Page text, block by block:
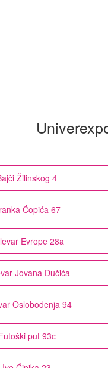
Žilinskog 4
Ćopića 67
Evrope 28a
Jovana Dučića
Oslobođenja 94
put 93c